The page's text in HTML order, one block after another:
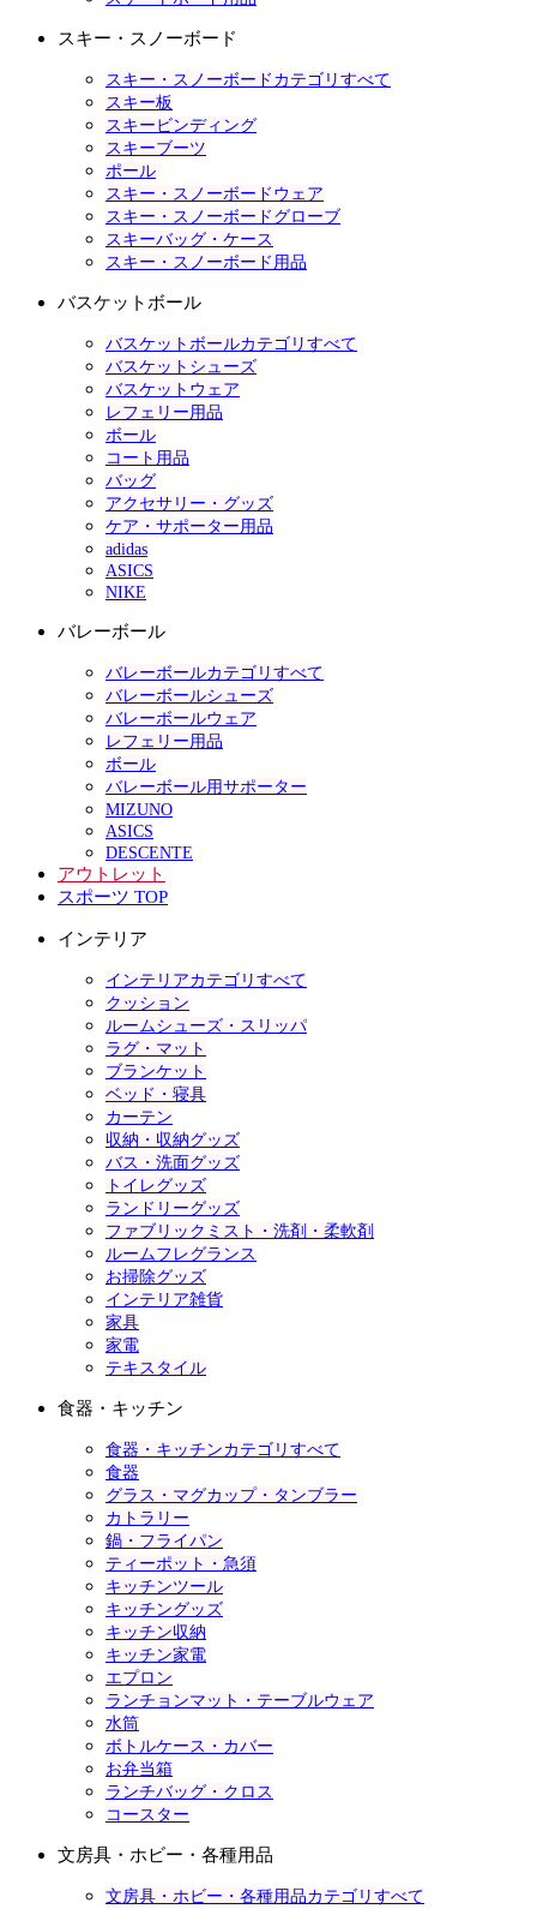
スキー・スノーボード
スキー・スノーボードカテゴリすべて
スキー板
スキービンディング
スキーブーツ
ポール
スキー・スノーボードウェア
スキー・スノーボードグローブ
スキーバッグ・ケース
スキー・スノーボード用品
バスケットボール
バスケットボールカテゴリすべて
バスケットシューズ
バスケットウェア
レフェリー用品
ボール
コート用品
バッグ
アクセサリー・グッズ
ケア・サポーター用品
adidas
ASICS
NIKE
バレーボール
バレーボールカテゴリすべて
バレーボールシューズ
バレーボールウェア
レフェリー用品
ボール
バレーボール用サポーター
MIZUNO
ASICS
DESCENTE
アウトレット
スポーツ TOP
インテリア
インテリアカテゴリすべて
クッション
ルームシューズ・スリッパ
ラグ・マット
ブランケット
ベッド・寝具
カーテン
収納・収納グッズ
バス・洗面グッズ
トイレグッズ
ランドリーグッズ
ファブリックミスト・洗剤・柔軟剤
ルームフレグランス
お掃除グッズ
インテリア雑貨
家具
家電
テキスタイル
食器・キッチン
食器・キッチンカテゴリすべて
食器
グラス・マグカップ・タンブラー
カトラリー
鍋・フライパン
ティーポット・急須
キッチンツール
キッチングッズ
キッチン収納
キッチン家電
エプロン
ランチョンマット・テーブルウェア
水筒
ボトルケース・カバー
お弁当箱
ランチバッグ・クロス
コースター
文房具・ホビー・各種用品
文房具・ホビー・各種用品カテゴリすべて